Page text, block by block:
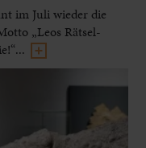
im Juli wieder die
„Leos Rätsel-